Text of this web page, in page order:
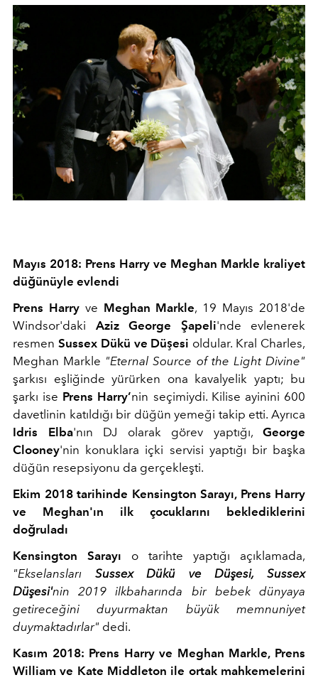
Mayıs 2018: Prens Harry ve Meghan Markle kraliyet
düğünüyle evlendi
Prens Harryve Meghan Markle, 19 Mayıs 2018'de
Windsor'daki Aziz George Şapeli'nde evlenerek
resmen Sussex Dükü ve Düşesi oldular. Kral Charles,
Meghan Markle "Eternal Source of the Light Divine"
şarkısı eşliğinde yürürken ona kavalyelik yaptı; bu
şarkı ise Prens Harry’nin seçimiydi. Kilise ayinini 600
davetlinin katıldığı bir düğün yemeği takip etti. Ayrıca
Idris Elba'nın DJ olarak görev yaptığı, George
Clooney'nin konuklara içki servisi yaptığı bir başka
düğün resepsiyonu da gerçekleşti.
Ekim 2018 tarihinde Kensington Sarayı, Prens Harry
ve Meghan'ın ilk çocuklarını beklediklerini
doğruladı
Kensington Sarayı o tarihte yaptığı açıklamada,
"Ekselansları Sussex Dükü ve Düşesi, Sussex
Düşesi'nin 2019 ilkbaharında bir bebek dünyaya
getireceğini duyurmaktan büyük memnuniyet
duymaktadırlar" dedi.
Kasım 2018: Prens Harry ve Meghan Markle, Prens
William ve Kate Middleton ile ortak mahkemelerini